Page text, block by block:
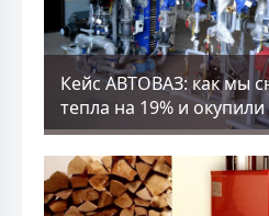
Кейс АВТОВАЗ: как мы
тепла на 19% и